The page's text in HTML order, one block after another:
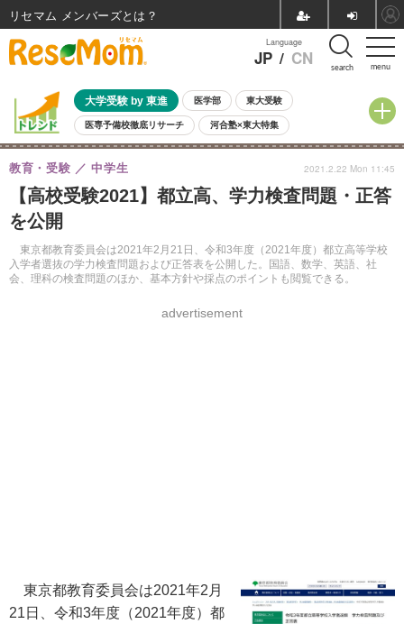
menu
Language
JP / CN search
大学受験 by 東進 医学部 東大受験
医専予備校徹底リサーチ 河合塾×東大特集
親子で考える大学選び 高校受験 中学受験 小学校受験
共通テスト 夏休み
8月開催イベント・WS 全国公立高校 過去問 人気記事
自由研究教材（小学生向け）
【高校受験2021】都立高、学力検査問題・正答
を公開
東京都教育委員会は2021年2月21日、令和3年度（2021年度）都立高等学校
入学者選抜の学力検査問題および正答表を公開した。国語、数学、英語、社
会、理科の検査問題のほか、基本方針や採点のポイントも閲覧できる。
教育・受験 中学生
advertisement
2021.2.22 Mon 11:45
東京都教育委員会は2021年2月
21日、令和3年度（2021年度）都
リセマム メンバーズ